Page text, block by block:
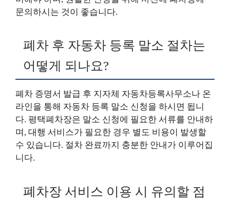
문의하시는 것이 좋습니다.
폐차 후 자동차 등록 말소 절차는
어떻게 되나요?
폐차 증명서 발급 후 지자체 자동차등록사무소나 온
라인을 통해 자동차 등록 말소 신청을 하시면 됩니
다. 평택폐차장은 말소 신청에 필요한 서류를 안내하
며, 대행 서비스가 필요한 경우 별도 비용이 발생할
수 있습니다. 절차 완료까지 충분한 안내가 이루어집
니다.
폐차장 서비스 이용 시 유의할 점